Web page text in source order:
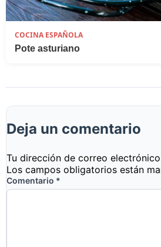
COCINA ESPAÑOLA
Pote asturiano
Deja un comentario
Tu dirección de correo
Los campos obligatorios están
Comentario *